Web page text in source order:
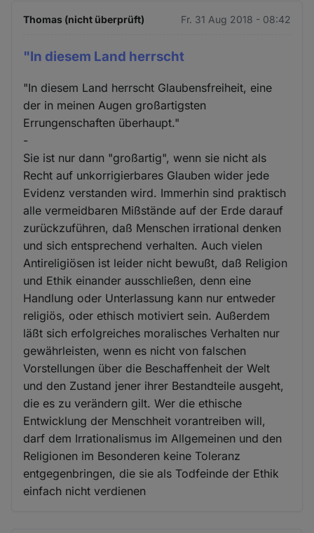
Thomas (nicht überprüft) Fr. 31 Aug 2018 - 08:42
"In diesem Land herrscht
"In diesem Land herrscht Glaubensfreiheit, eine
der in meinen Augen großartigsten
Errungenschaften überhaupt."
-
Sie ist nur dann "großartig", wenn sie nicht als
Recht auf unkorrigierbares Glauben wider jede
Evidenz verstanden wird. Immerhin sind praktisch
alle vermeidbaren Mißstände auf der Erde darauf
zurückzuführen, daß Menschen irrational denken
und sich entsprechend verhalten. Auch vielen
Antireligiösen ist leider nicht bewußt, daß Religion
und Ethik einander ausschließen, denn eine
Handlung oder Unterlassung kann nur entweder
religiös, oder ethisch motiviert sein. Außerdem
läßt sich erfolgreiches moralisches Verhalten nur
gewährleisten, wenn es nicht von falschen
Vorstellungen über die Beschaffenheit der Welt
und den Zustand jener ihrer Bestandteile ausgeht,
die es zu verändern gilt. Wer die ethische
Entwicklung der Menschheit vorantreiben will,
darf dem Irrationalismus im Allgemeinen und den
Religionen im Besonderen keine Toleranz
entgegenbringen, die sie als Todfeinde der Ethik
einfach nicht verdienen